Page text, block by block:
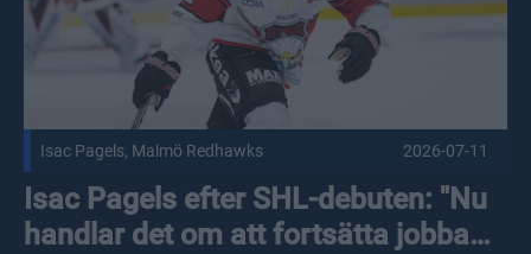
Isac Pagels, Malmö Redhawks 2026-07-11
Isac Pagels efter SHL-debuten: "Nu
handlar det om att fortsätta jobba